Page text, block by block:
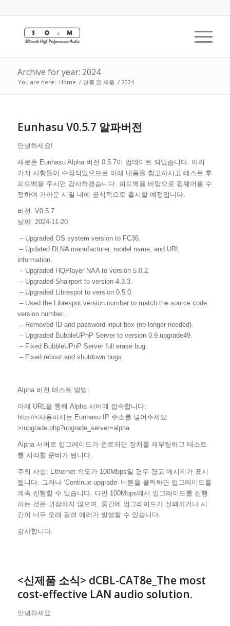
Archive for year: 2024
You are here: Home / 단종 된 제품 / 2024
Eunhasu V0.5.7 알파버전
안녕하세요!
새로운 Eunhasu Alpha 버전 0.5.7이 업데이트 되었습니다. 여러
가지 사항들이 수정되었으므로 아래 내용을 참고하시고 테스트 후
피드백을 주시면 감사하겠습니다. 피드백을 바탕으로 펌웨어를 수
정하여 가까운 시일 내에 공식적으로 출시할 예정입니다.
버전: V0.5.7
날짜: 2024-11-20
– Upgraded OS system version to FC36.
– Updated DLNA manufacturer, model name, and URL
information.
– Upgraded HQPlayer NAA to version 5.0.2.
– Upgraded Shairport to version 4.3.3.
– Upgraded Librespot to version 0.5.0.
– Used the Librespot version number to match the source code
version number..
– Removed ID and password input box (no longer needed).
– Upgraded BubbleUPnP Server to version 0.9.upgrade49.
– Fixed BubbleUPnP Server full erase bug.
– Fixed reboot and shutdown bugs.
Alpha 버전 테스트 방법:
아래 URL을 통해 Alpha 서버에 접속합니다:
http://<사용하시는 Eunhasu IP 주소를 넣어주세요
>/upgrade.php?upgrade_server=alpha
Alpha 서버로 업그레이드가 완료되면 장치를 재부팅하고 테스트
를 시작할 준비가 됩니다.
주의 사항: Ethernet 속도가 100Mbps일 경우 경고 메시지가 표시
됩니다. 그러나 ‘Continue upgrade’ 버튼을 클릭하면 업그레이드를
계속 진행할 수 있습니다. 다만 100Mbps에서 업그레이드를 진행
하는 것은 권장하지 않으며, 중간에 업그레이드가 실패하거나 시
간이 너무 오래 걸려 에러가 발생할 수 있습니다.
감사합니다.
<신제품 소식> dCBL-CAT8e_The most
cost-effective LAN audio solution.
안녕하세요